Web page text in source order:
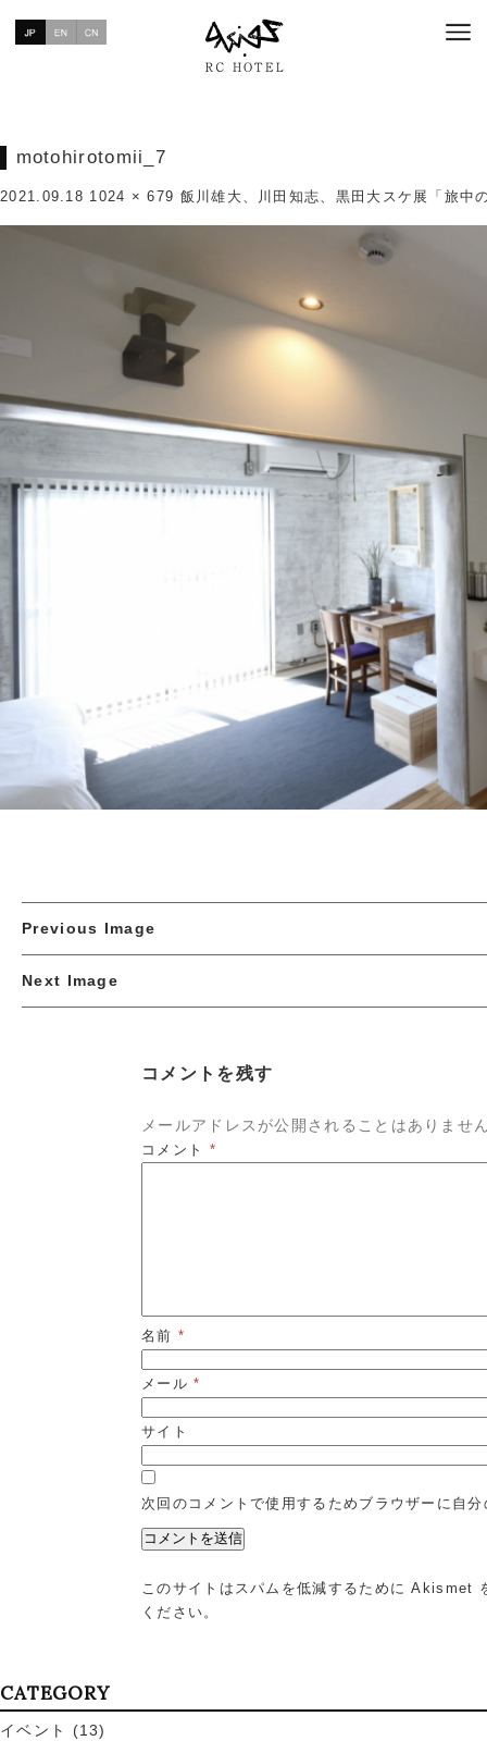
motohirotomii_7
2021.09.18 1024 × 679 飯川雄大、川田知志、黒田大スケ展「旅
Previous Image
Next Image
コメントを残す
メールアドレスが公開されることはありませ
コメント *
名前 *
メール*
サイト
次回のコメントで使用するためブラウザーに自
このサイトはスパムを低減するために Akismet
ください 。
CATEGORY
イベント (13)